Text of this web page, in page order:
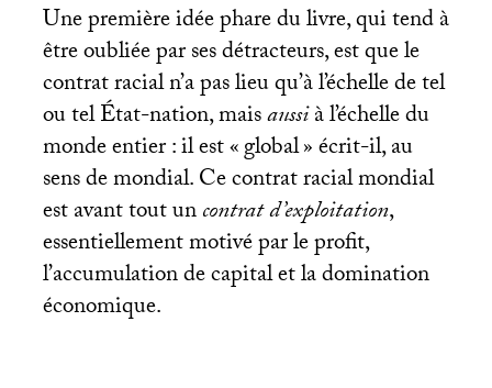
Une première idée phare du livre, qui tend à
être oubliée par ses détracteurs, est que le
contrat racial n’a pas lieu qu’à l’échelle de tel
ou tel État-nation, maisaussià l’échelle du
monde entier : il est «global» écrit-il, au
sens de mondial. Ce contrat racial mondial
est avant tout uncontrat d’exploitation,
essentiellement motivé par le profit,
l’accumulation de capital et la domination
économique.